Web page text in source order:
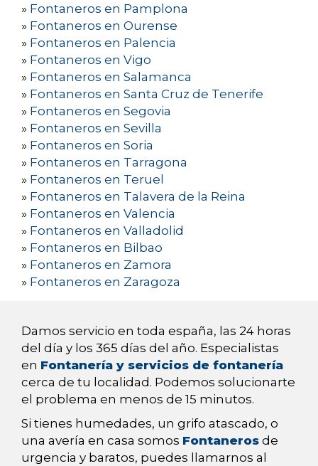
» Fontaneros en Pamplona
» Fontaneros en Ourense
» Fontaneros en Palencia
» Fontaneros en Vigo
» Fontaneros en Salamanca
» Fontaneros en Santa Cruz de Tenerife
» Fontaneros en Segovia
» Fontaneros en Sevilla
» Fontaneros en Soria
» Fontaneros en Tarragona
» Fontaneros en Teruel
» Fontaneros en Talavera de la Reina
» Fontaneros en Valencia
» Fontaneros en Valladolid
» Fontaneros en Bilbao
» Fontaneros en Zamora
» Fontaneros en Zaragoza
Damos servicio en toda españa, las 24 horas
del día y los 365 días del año. Especialistas
en Fontanería y servicios de fontanería
cerca de tu localidad. Podemos solucionarte
el problema en menos de 15 minutos.
Si tienes humedades, un grifo atascado, o
una avería en casa somos Fontaneros de
urgencia y baratos, puedes llamarnos al